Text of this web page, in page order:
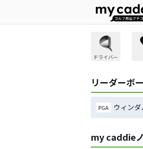
ドライバー
リーダーボ
PGA ウィン
my caddie